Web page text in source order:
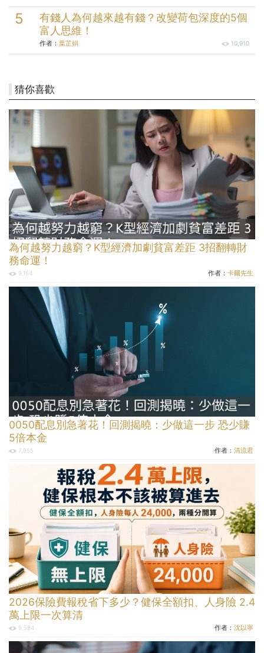
有錢人為何越來越有錢？改變荷包深度的5個
富人思維！
作者： 葉芷娟 10,910
猜你喜歡
為何越努力越窮？K型經濟加劇貧富差距 3招翻轉財
務命運！
9,154 作者： 卡爾先生
0050配息別急著花！回測揭曉：少做這一步 恐少賺
5倍本金
7,955 作者： 清流君
2026保險費報稅省下多少？健保全額扣、人身險 2.4
萬上限一次算清
9,584 作者： 沈以寧